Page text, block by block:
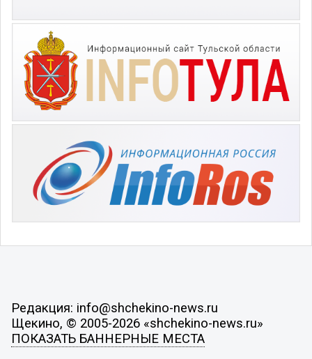
Редакция: info@shchekino-news.ru
Щекино, © 2005-2026 «shchekino-news.ru»
ПОКАЗАТЬ БАННЕРНЫЕ МЕСТА